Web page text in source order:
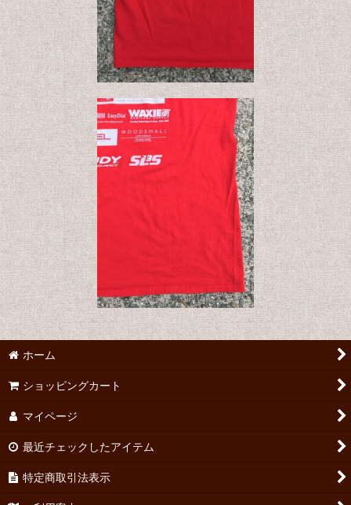
ホーム
ショッピングカート
マイページ
最近チェックしたアイテム
特定商取引法表示